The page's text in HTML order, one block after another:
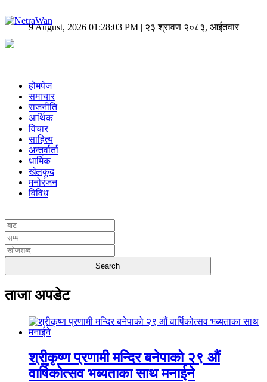
9 August, 2026 01:28:03 PM | २३ श्रावण २०८३, आईतवार
होमपेज
समाचार
राजनीति
आर्थिक
विचार
साहित्य
अन्तर्वार्ता
धार्मिक
खेलकुद
मनोरंजन
विविध
ताजा अपडेट
श्रीकृष्ण प्रणामी मन्दिर बनेपाको २९ औं
वार्षिकोत्सव भब्यताका साथ मनाईने